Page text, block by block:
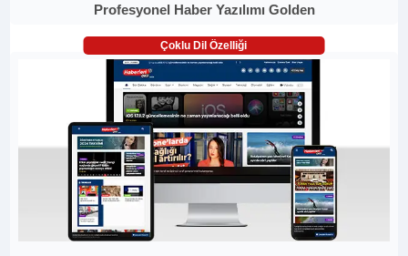
Profesyonel Haber Yazılımı Golden
Çoklu Dil Özelliği